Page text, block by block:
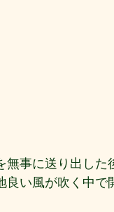
事に送り出した
い風が吹く中で